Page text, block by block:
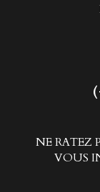
NE RATEZ
VOUS